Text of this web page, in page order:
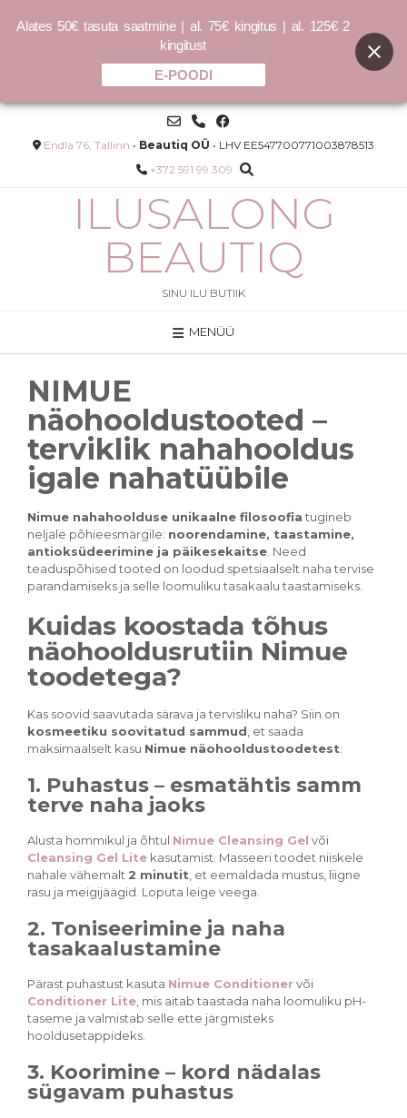
Conditioner Lite 140ml
40.00€
Skip
contentEndla 76, Tallinn • Beautiq OÜ • LHV EE547700771003878513
+372 591 99 309
ILUSALONG
BEAUTIQ
SINU ILU BUTIIK
MENÜÜ
NIMUE
näohooldustooted –
terviklik nahahooldus
igale nahatüübile
Nimue nahahoolduse unikaalne filosoofiatugineb
neljale põhieesmärgile: noorendamine, taastamine,
antioksüdeerimine ja päikesekaitse . Need
teaduspõhised tooted on loodud spetsiaalselt naha tervise
parandamiseks ja selle loomuliku tasakaalu taastamiseks.
Kuidas koostada tõhus
näohooldusrutiin Nimue
toodetega?
Kas soovid saavutada särava ja tervisliku naha? Siin on
kosmeetiku soovitatud sammud, et saada
maksimaalselt kasu Nimue näohooldustoodetest:
1. Puhastus – esmatähtis samm
terve naha jaoks
Alusta hommikul ja õhtul Nimue Cleansing Gel või
Cleansing Gel Lite kasutamist. Masseeri toodet niiskele
nahale vähemalt 2 minutit , et eemaldada mustus, liigne
rasu ja meigijäägid. Loputa leige veega.
2. Toniseerimine ja naha
tasakaalustamine
Pärast puhastust kasuta Nimue Conditionervõi
Conditioner Lite , mis aitab taastada naha loomuliku pH-
taseme ja valmistab selle ette järgmisteks
hooldusetappideks.
3. Koorimine – kord nädalas
sügavam puhastus
Alates 50€ tasuta saatmine | al. 75€ kingitus | al. 125€ 2
kingitust
E-POODI